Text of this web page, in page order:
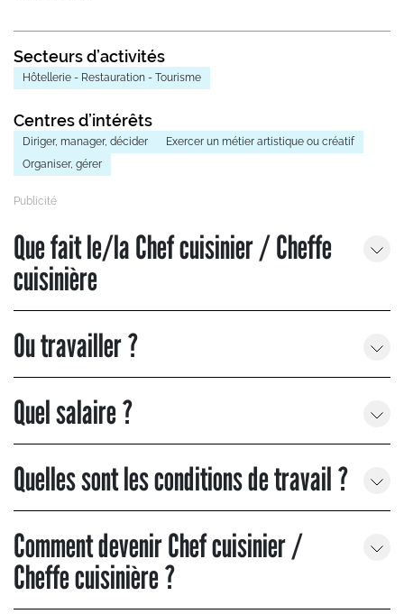
Secteurs d’activités
Hôtellerie - Restauration - Tourisme
Centres d’intérêts
Diriger, manager, décider
Exercer un métier artistique ou créatif
Organiser, gérer
Que fait le/la Chef cuisinier / Cheffe
cuisinière
Ou travailler ?
Quel salaire ?
Quelles sont les conditions de travail ?
Comment devenir Chef cuisinier /
Cheffe cuisinière ?